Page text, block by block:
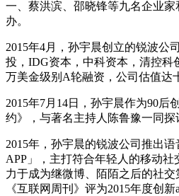
一、蔡洪滨、邵晓锋等九名企业家
办。
2015年4月，孙宇晨创立的锐波公
投，IDG资本，中科资本，清控科
万美金级别A轮融资，公司估值达
2015年7月14日，孙宇晨作为90后
约》，与著名主持人陈鲁豫一同探
2015年，孙宇晨的锐波公司推出
APP」，主打符合年轻人的移动社
力于成为继微博、陌陌之后的社交
《互联网周刊》评为2015年度创